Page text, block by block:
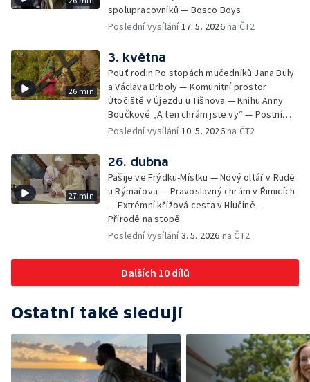
spolupracovníků — Bosco Boys
Poslední vysílání17. 5. 2026na ČT2
26 min
3. května
Pouť rodin Po stopách mučedníků Jana Buly
a Václava Drboly — Komunitní prostor
Útočiště v Újezdu u Tišnova — Knihu Anny
Boučkové „A ten chrám jste vy“ — Postní
betlém v kostele sv. Jakuba Většího v
Poslední vysílání10. 5. 2026na ČT2
27 min
26. dubna
Pašije ve Frýdku-Místku — Nový oltář v Rudě
u Rýmařova — Pravoslavný chrám v Řimicích
— Extrémní křížová cesta v Hlučíně —
Přírodě na stopě
Poslední vysílání3. 5. 2026 na ČT2
Dalších 10 dílů
Ostatní také sledují